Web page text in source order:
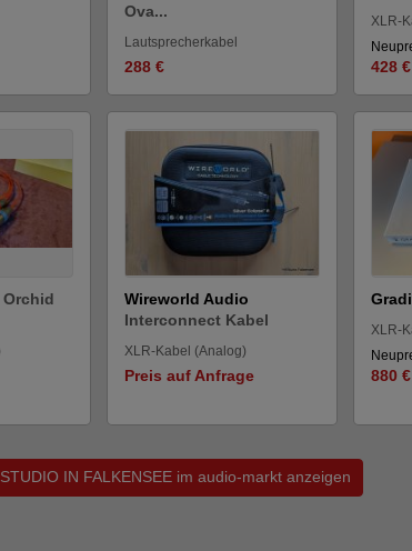
Ova...
Lautsprecherkabel
288 €
XLR-
428 €
Wireworld Audio
Interconnect Kabel
XLR-Kabel (Analog)
Preis auf Anfrage
XLR-
880 €
IN FALKENSEE im audio-markt anzeigen